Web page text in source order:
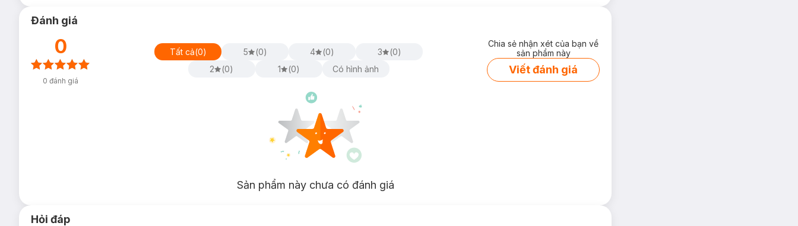
Đánh giá
0
0 đánh giá
Tất cả(0) 5 (0) 4 (0) 3 (0)
2
(0) 1 (0) Có hình ảnh
Chia sẻ nhận xét của bạn về
sản phẩm này
Viết đánh giá
Sản phẩm này chưa có đánh giá
Hỏi đáp